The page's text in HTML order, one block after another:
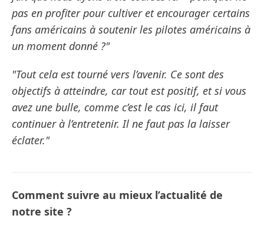
pas en profiter pour cultiver et encourager certains
fans américains à soutenir les pilotes américains à
un moment donné ?"
"Tout cela est tourné vers l’avenir. Ce sont des
objectifs à atteindre, car tout est positif, et si vous
avez une bulle, comme c’est le cas ici, il faut
continuer à l’entretenir. Il ne faut pas la laisser
éclater."
Comment suivre au mieux l’actualité de
notre site ?